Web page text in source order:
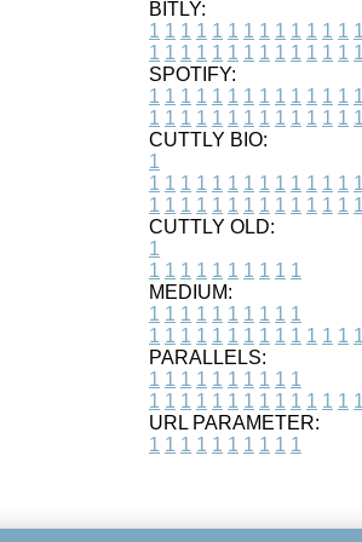
BITLY:
1 1 1 1 1 1 1 1 1 1 1 1 1 1
1 1 1 1 1 1 1 1 1 1 1 1 1 1
SPOTIFY:
1 1 1 1 1 1 1 1 1 1 1 1 1 1
1 1 1 1 1 1 1 1 1 1 1 1 1 1
CUTTLY BIO:
1
1 1 1 1 1 1 1 1 1 1 1 1 1 1
1 1 1 1 1 1 1 1 1 1 1 1 1 1
CUTTLY OLD:
1
1 1 1 1 1 1 1 1 1 1
MEDIUM:
1 1 1 1 1 1 1 1 1 1
1 1 1 1 1 1 1 1 1 1 1 1 1 1
PARALLELS:
1 1 1 1 1 1 1 1 1 1
1 1 1 1 1 1 1 1 1 1 1 1 1 1
URL PARAMETER:
1 1 1 1 1 1 1 1 1 1